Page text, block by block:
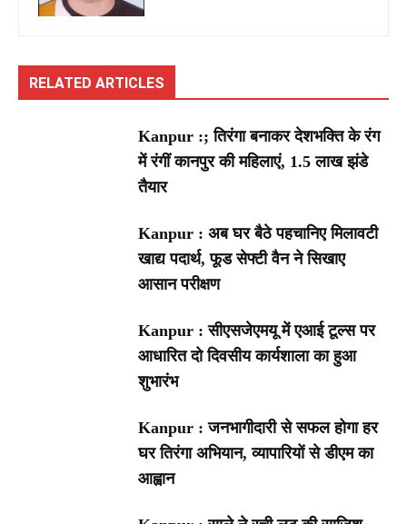
RELATED ARTICLES
Kanpur :; तिरंगा बनाकर देशभक्ति के रंग
में रंगीं कानपुर की महिलाएं, 1.5 लाख झंडे
तैयार
Kanpur : अब घर बैठे पहचानिए मिलावटी
खाद्य पदार्थ, फूड सेफ्टी वैन ने सिखाए
आसान परीक्षण
Kanpur : सीएसजेएमयू में एआई टूल्स पर
आधारित दो दिवसीय कार्यशाला का हुआ
शुभारंभ
Kanpur : जनभागीदारी से सफल होगा हर
घर तिरंगा अभियान, व्यापारियों से डीएम का
आह्वान